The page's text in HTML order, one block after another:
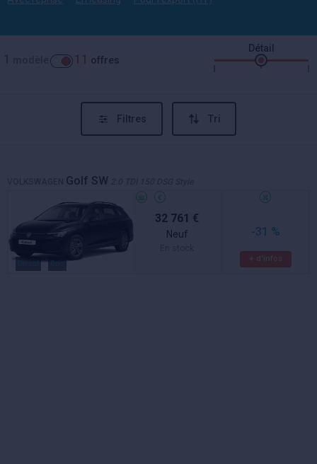
11 offres
Détail
Filtres Tri
Golf SW
Diesel Gris
32 761 €
Neuf -31 %
+ d'infos